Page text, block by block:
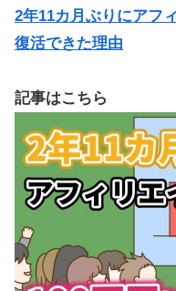
2年11カ月ぶりにアフ
復活できた理由
記事はこちら